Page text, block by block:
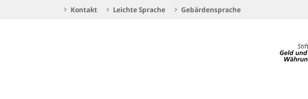
Kontakt Leichte Sprache Gebärdensprache